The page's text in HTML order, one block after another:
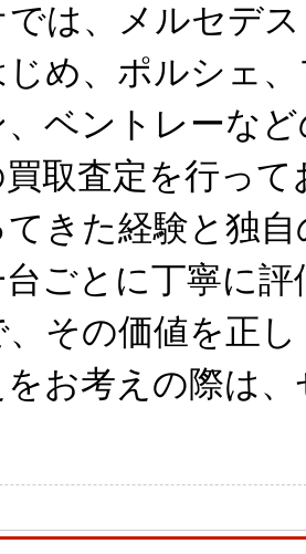
では、メルセデ
じめ、ポルシェ
ベントレーな
取査定を行っ
きた経験と独
ごとに丁寧に
その価値を正
お考えの際は